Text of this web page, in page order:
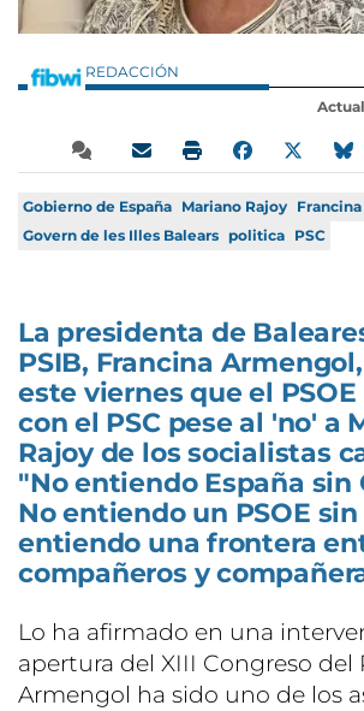
REDACCIÓN
Gobierno de España Mariano Rajoy
Govern de les Illes Balears politica PSC
La presidenta de
PSIB, Francina
este viernes que el
con el PSC pese al 'no' a
Rajoy de los socialistas
"No entiendo España sin
No entiendo un PSOE sin
entiendo una frontera
compañeros y
Lo ha afirmado en una
apertura del XIII Congreso del
Armengol ha sido uno de los